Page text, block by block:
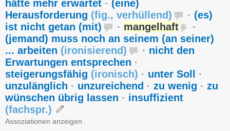
hätte mehr erwartet · (eine)
Herausforderung (fig., verhüllend) · (es)
ist nicht getan (mit)
· mangelhaft
·
(jemand) muss noch an seinem (an seiner)
... arbeiten (ironisierend) · nicht den
Erwartungen entsprechen ·
steigerungsfähig (ironisch) · unter Soll
·
unzulänglich · unzureichend · zu wenig · zu
wünschen übrig lassen · insuffizient
(fachspr.)
Assoziationen anzeigen